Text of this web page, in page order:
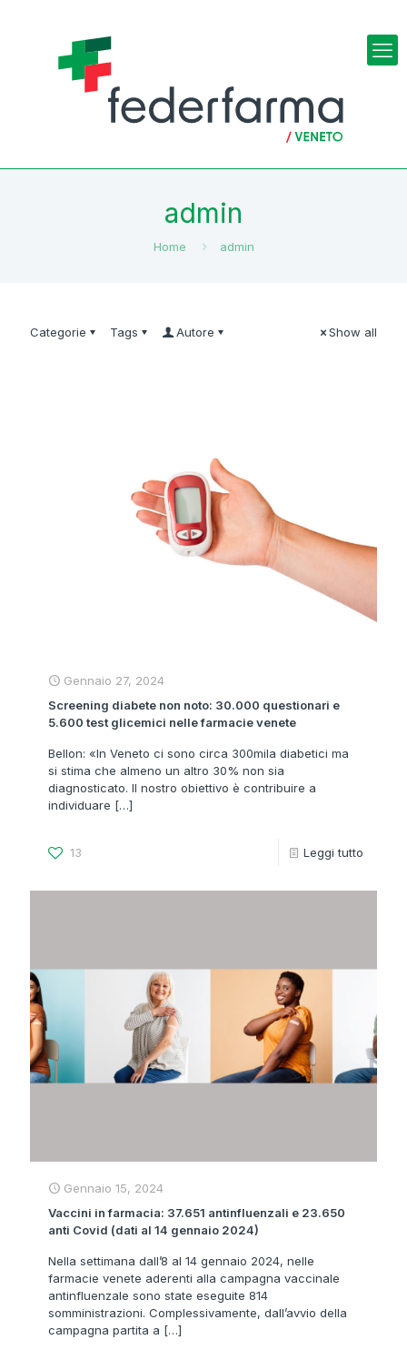
admin
Home admin
Categorie Tags Autore Show all
Gennaio 27, 2024
Screening diabete non noto: 30.000 questionari e
5.600 test glicemici nelle farmacie venete
Bellon: «In Veneto ci sono circa 300mila diabetici ma
si stima che almeno un altro 30% non sia
diagnosticato. Il nostro obiettivo è contribuire a
individuare […]
13 Leggi tutto
Gennaio 15, 2024
Vaccini in farmacia: 37.651 antinfluenzali e 23.650
anti Covid (dati al 14 gennaio 2024)
Nella settimana dall’8 al 14 gennaio 2024, nelle
farmacie venete aderenti alla campagna vaccinale
antinfluenzale sono state eseguite 814
somministrazioni. Complessivamente, dall’avvio della
campagna partita a […]